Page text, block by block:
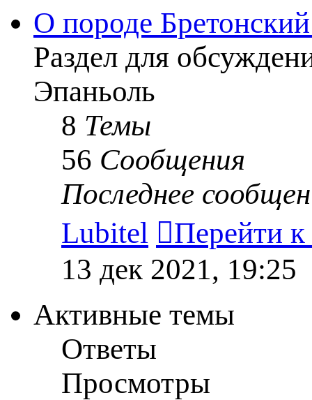
О породе
Раздел для
Эпаньоль
8 Темы
56 Сообщения
Последнее
Lubitel
Перейти
13 дек 2021, 19:25
Активные темы
Ответы
Просмотры